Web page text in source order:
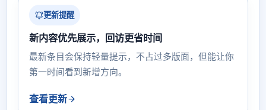
更新提醒
新内容优先展示，回访更省时间
最新条目会保持轻量提示，不占过多版面，但能让你
第一时间看到新增方向。
查看更新